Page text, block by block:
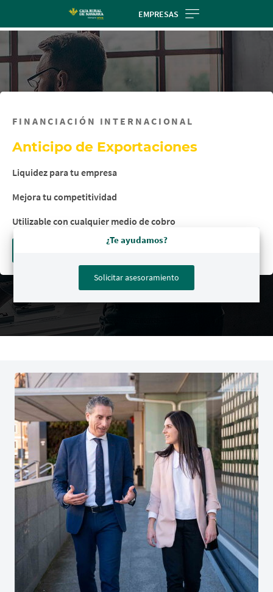
contentt
EMPRESAS
FINANCIACIÓN INTERNACIONAL
Anticipo de Exportaciones
Liquidez para tu empresa
Mejora tu competitividad
Utilizable con cualquier medio de cobro
¿Te ayudamos?
Solicitar asesoramiento